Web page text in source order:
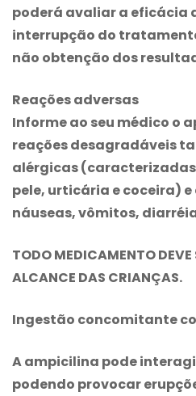
poderá avaliar a eficácia
interrupção do
não obtenção dos
Reações adversas
Informe ao seu médico o
reações desagradáveis
alérgicas
pele, urticária e coceira)
náuseas, vômitos,
TODO MEDICAMENTO
ALCANCE DAS CRIANÇAS.
Ingestão concomitante
A ampicilina pode
podendo provocar